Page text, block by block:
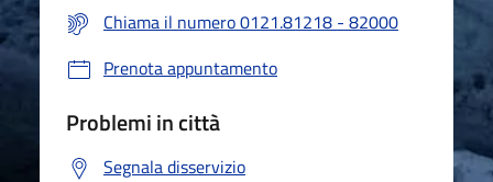
Chiama il numero 0121.81218 - 82000
Prenota appuntamento
Problemi in città
Segnala disservizio